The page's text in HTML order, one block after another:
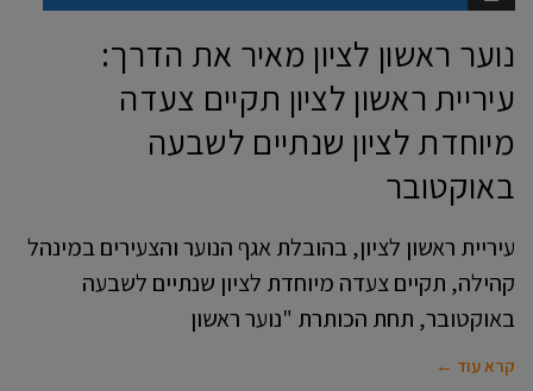
נוער ראשון לציון מאיר את הדרך:
עיריית ראשון לציון תקיים צעדה
מיוחדת לציון שנתיים לשבעה
באוקטובר
עיריית ראשון לציון, בהובלת אגף הנוער והצעירים במינהל
קהילה, תקיים צעדה מיוחדת לציון שנתיים לשבעה
באוקטובר, תחת הכותרת "נוער ראשון
קרא עוד ←